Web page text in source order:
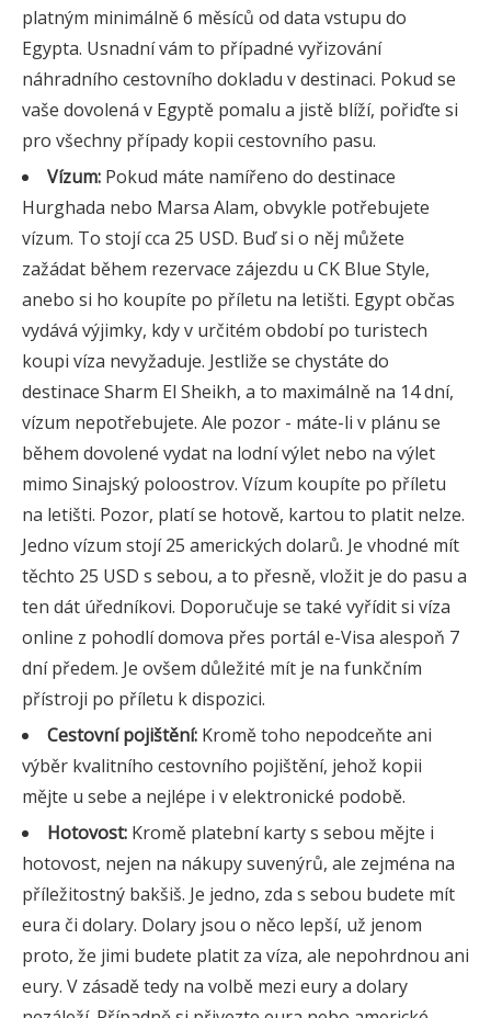
platným minimálně 6 měsíců od data vstupu do
Egypta. Usnadní vám to případné vyřizování
náhradního cestovního dokladu v destinaci. Pokud se
vaše dovolená v Egyptě pomalu a jistě blíží, pořiďte si
pro všechny případy kopii cestovního pasu.
Vízum: Pokud máte namířeno do destinace
Hurghada nebo Marsa Alam, obvykle potřebujete
vízum. To stojí cca 25 USD. Buď si o něj můžete
zažádat během rezervace zájezdu u CK Blue Style,
anebo si ho koupíte po příletu na letišti. Egypt občas
vydává výjimky, kdy v určitém období po turistech
koupi víza nevyžaduje. Jestliže se chystáte do
destinace Sharm El Sheikh, a to maximálně na 14 dní,
vízum nepotřebujete. Ale pozor - máte-li v plánu se
během dovolené vydat na lodní výlet nebo na výlet
mimo Sinajský poloostrov. Vízum koupíte po příletu
na letišti. Pozor, platí se hotově, kartou to platit nelze.
Jedno vízum stojí 25 amerických dolarů. Je vhodné mít
těchto 25 USD s sebou, a to přesně, vložit je do pasu a
ten dát úředníkovi. Doporučuje se také vyřídit si víza
online z pohodlí domova přes portál e-Visa alespoň 7
dní předem. Je ovšem důležité mít je na funkčním
přístroji po příletu k dispozici.
Cestovní pojištění: Kromě toho nepodceňte ani
výběr kvalitního cestovního pojištění, jehož kopii
mějte u sebe a nejlépe i v elektronické podobě.
Hotovost: Kromě platební karty s sebou mějte i
hotovost, nejen na nákupy suvenýrů, ale zejména na
příležitostný bakšiš. Je jedno, zda s sebou budete mít
eura či dolary. Dolary jsou o něco lepší, už jenom
proto, že jimi budete platit za víza, ale nepohrdnou ani
eury. V zásadě tedy na volbě mezi eury a dolary